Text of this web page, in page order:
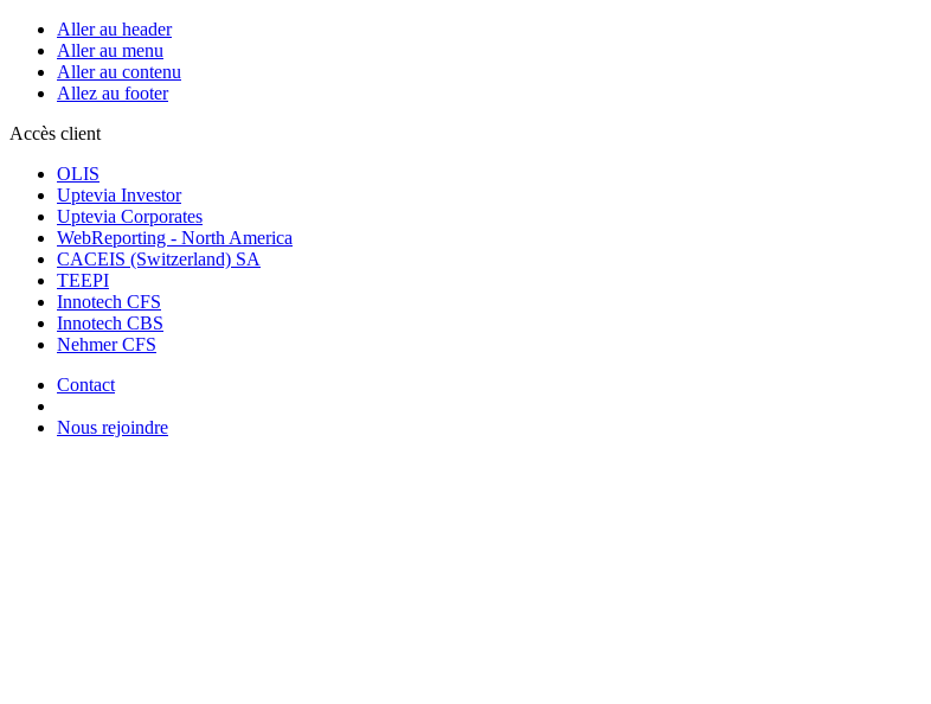
Aller au header
Aller au menu
Aller au contenu
Allez au footer
Accès client
OLIS
Uptevia Investor
Uptevia Corporates
WebReporting - North America
CACEIS (Switzerland) SA
TEEPI
Innotech CFS
Innotech CBS
Nehmer CFS
Contact
Nous rejoindre